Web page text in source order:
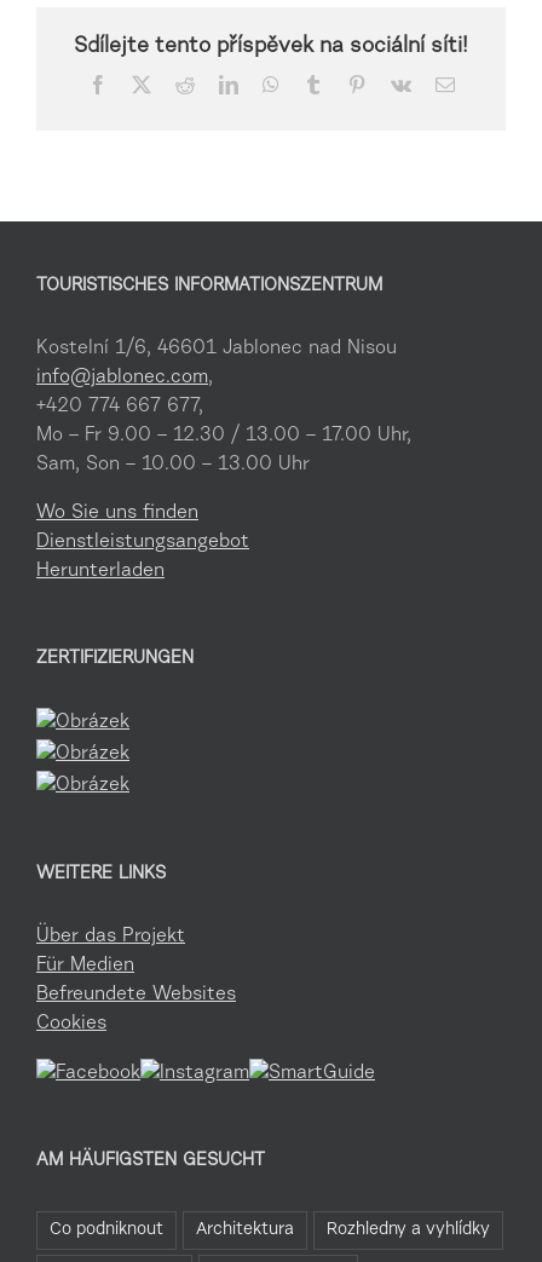
Sdílejte tento příspěvek na sociální síti!
Facebook RedditLinkedInWhatsApp
Tumblr Pinterest
Vk Email
TOURISTISCHES INFORMATIONSZENTRUM
Kostelní 1/6, 46601 Jablonec nad Nisou
info@jablonec.com,
+420 774 667 677,
Mo – Fr 9.00 – 12.30 / 13.00 – 17.00 Uhr,
Sam, Son – 10.00 – 13.00 Uhr
Wo Sie uns finden
Dienstleistungsangebot
Herunterladen
ZERTIFIZIERUNGEN
WEITERE LINKS
Über das Projekt
Für Medien
Befreundete Websites
Cookies
AM HÄUFIGSTEN GESUCHT
Co podniknout Architektura Rozhledny a vyhlídky